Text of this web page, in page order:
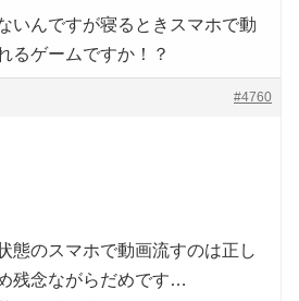
いんですが寝るときスマホで動
るゲームですか！？
#4760
態のスマホで動画流すのは正し
残念ながらだめです…